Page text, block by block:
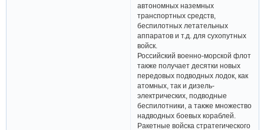
автономных наземных
транспортных средств,
беспилотных летательных
аппаратов и т.д. для сухопутных
войск.
Российский военно-морской флот
также получает десятки новых
передовых подводных лодок, как
атомных, так и дизель-
электрических, подводные
беспилотники, а также множество
надводных боевых кораблей.
Ракетные войска стратегического